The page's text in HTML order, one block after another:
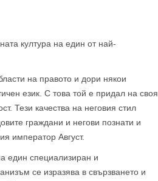
култура на един от най-
на правото и дори някои
език. С това той е придал на своя
Тези качества на неговия стил
граждани и негови познати и
император Август.
един специализиран и
се изразява в свързването и